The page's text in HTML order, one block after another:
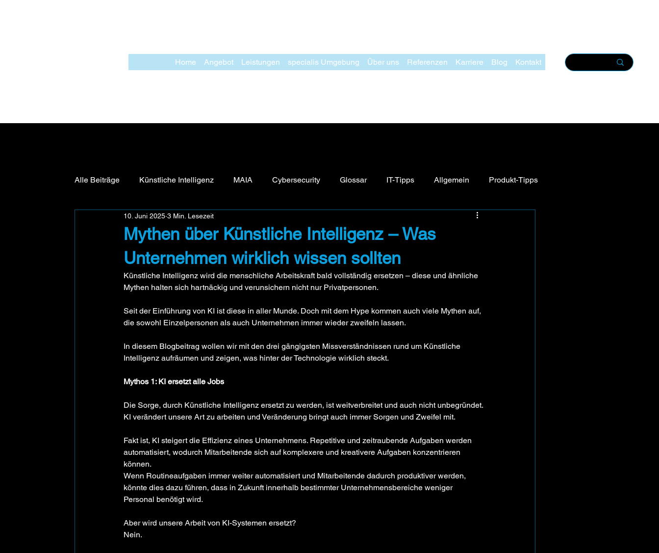
Home Angebot Leistungen specialis Umgebung Über uns Referenzen Karriere Blog Kontakt
Alle Beiträge Künstliche Intelligenz MAIA Cybersecurity Glossar IT-Tipps Allgemein Produkt-Tipps
Mythen über Künstliche Intelligenz – Was
Unternehmen wirklich wissen sollten
10. Juni 2025 3 Min. Lesezeit
Künstliche Intelligenz wird die menschliche Arbeitskraft bald vollständig ersetzen – diese und ähnliche
Mythen halten sich hartnäckig und verunsichern nicht nur Privatpersonen.
Seit der Einführung von KI ist diese in aller Munde. Doch mit dem Hype kommen auch viele Mythen auf,
die sowohl Einzelpersonen als auch Unternehmen immer wieder zweifeln lassen.
In diesem Blogbeitrag wollen wir mit den drei gängigsten Missverständnissen rund um Künstliche
Intelligenz aufräumen und zeigen, was hinter der Technologie wirklich steckt.
Mythos 1: KI ersetzt alle Jobs
Die Sorge, durch Künstliche Intelligenz ersetzt zu werden, ist weitverbreitet und auch nicht unbegründet.
KI verändert unsere Art zu arbeiten und Veränderung bringt auch immer Sorgen und Zweifel mit.
Fakt ist, KI steigert die Effizienz eines Unternehmens. Repetitive und zeitraubende Aufgaben werden
automatisiert, wodurch Mitarbeitende sich auf komplexere und kreativere Aufgaben konzentrieren
können.
Wenn Routineaufgaben immer weiter automatisiert und Mitarbeitende dadurch produktiver werden,
könnte dies dazu führen, dass in Zukunft innerhalb bestimmter Unternehmensbereiche weniger
Personal benötigt wird.
Aber wird unsere Arbeit von KI-Systemen ersetzt?
Nein.